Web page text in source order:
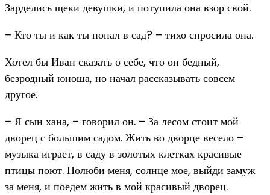
Зарделись щеки девушки, и потупила она взор свой.
– Кто ты и как ты попал в сад? – тихо спросила она.
Хотел бы Иван сказать о себе, что он бедный,
безродный юноша, но начал рассказывать совсем
другое.
– Я сын хана, – говорил он. – За лесом стоит мой
дворец с большим садом. Жить во дворце весело –
музыка играет, в саду в золотых клетках красивые
птицы поют. Полюби меня, солнце мое, выйди замуж
за меня, и поедем жить в мой красивый дворец.